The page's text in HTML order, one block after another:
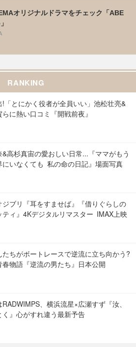
オリジナルドラマをチェック「ABE
RANKING
!「とにかく役者が全員いい」池松壮亮&
らに熱い口コミ『開戦前夜』
&高杉真宙の愛おしい日常...『ママがもう
にいなくても 私の命の日記』場面写真
ジブリ『耳をすませば』『借りぐらしの
ティ』4Kデジタルリマスター IMAX上映
たちがボートレースで逆流に立ち向かう?
春物語『逆流の男たち』日本公開
RADWIMPS、横浜流星×広瀬すず『汝、
く』心がすれ違う最新予告